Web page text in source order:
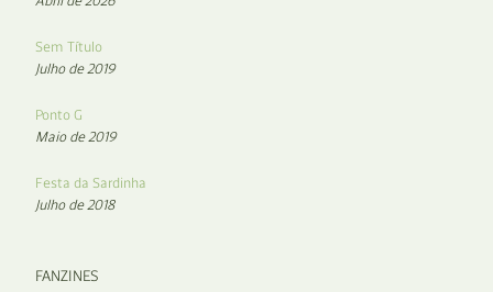
Sem Título
Julho de 2019
Ponto G
Maio de 2019
Festa da Sardinha
Julho de 2018
FANZINES